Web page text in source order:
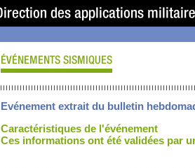
Evénement extrait du bulletin
Caractéristiques de l'événement
Ces informations ont été validées par